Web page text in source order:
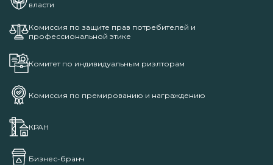
власти
Комиссия по защите прав потребителей и
профессиональной этике
Комитет по индивидуальным риэлторам
Комиссия по премированию и награждению
КРАН
Бизнес-бранч